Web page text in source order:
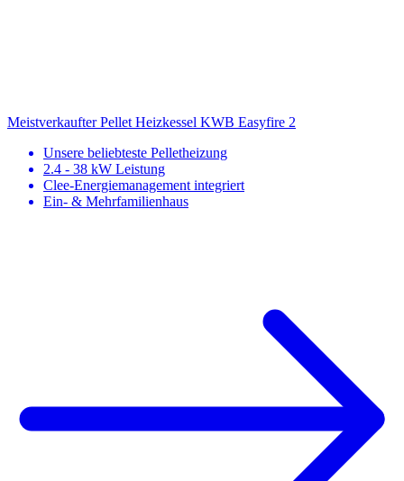
Meistverkaufter Pellet Heizkessel KWB Easyfire 2
Unsere beliebteste Pelletheizung
2.4 - 38 kW Leistung
Clee-Energiemanagement integriert
Ein- & Mehrfamilienhaus